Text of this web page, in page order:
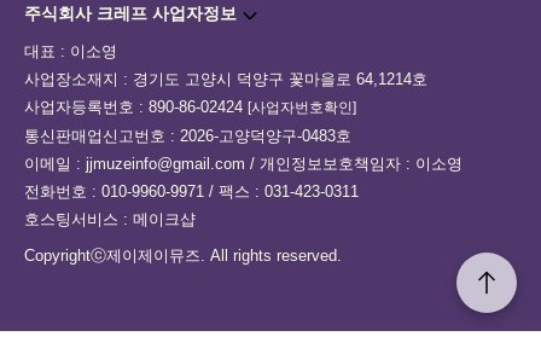
주식회사 크레프 사업자정보
대표 : 이소영
사업장소재지 : 경기도 고양시 덕양구 꽃마을로 64,1214호
사업자등록번호 : 890-86-02424 [사업자번호확인]
통신판매업신고번호 : 2026-고양덕양구-0483호
이메일 : jjmuzeinfo@gmail.com / 개인정보보호책임자 : 이소영
전화번호 : 010-9960-9971 / 팩스 : 031-423-0311
호스팅서비스 : 메이크샵
Copyrightⓒ제이제이뮤즈. All rights reserved.